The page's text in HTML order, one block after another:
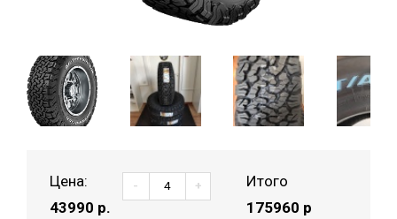
Цена:
43990 р.
- +
Итого
175960 р